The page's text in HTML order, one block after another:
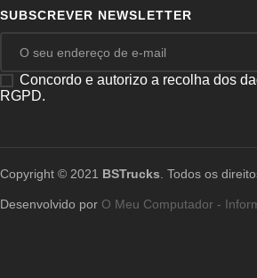
SUBSCREVER NEWSLETTER
Concordo e autorizo a recolha dos
RGPD.
Copyright © 2021 BSTrucks . Todos os
Desenvolvido por O Meu Computador -